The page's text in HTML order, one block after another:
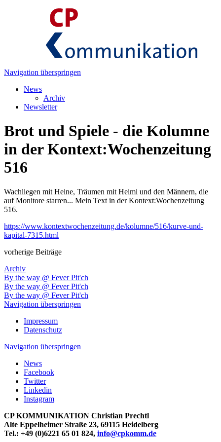
Navigation überspringen
News
Archiv
Newsletter
Brot und Spiele - die Kolumne
in der Kontext:Wochenzeitung
516
Wachliegen mit Heine, Träumen mit Heimi und den Männern, die
auf Monitore starren... Mein Text in der Kontext:Wochenzeitung
516.
https://www.kontextwochenzeitung.de/kolumne/516/kurve-und-
kapital-7315.html
vorherige Beiträge
Archiv
By the way @ Fever Pit'ch
By the way @ Fever Pit'ch
By the way @ Fever Pit'ch
Navigation überspringen
Impressum
Datenschutz
Navigation überspringen
News
Facebook
Twitter
Linkedin
Instagram
CP KOMMUNIKATION Christian Prechtl
Alte Eppelheimer Straße 23, 69115 Heidelberg
Tel.: +49 (0)6221 65 01 824, info@cpkomm.de